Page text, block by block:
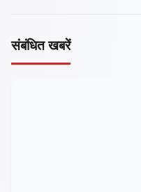
संबंधित खबरें